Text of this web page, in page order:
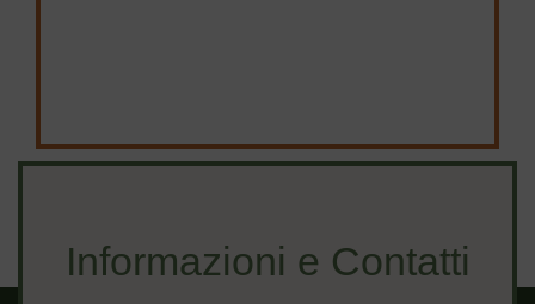
Informazioni e Contatti